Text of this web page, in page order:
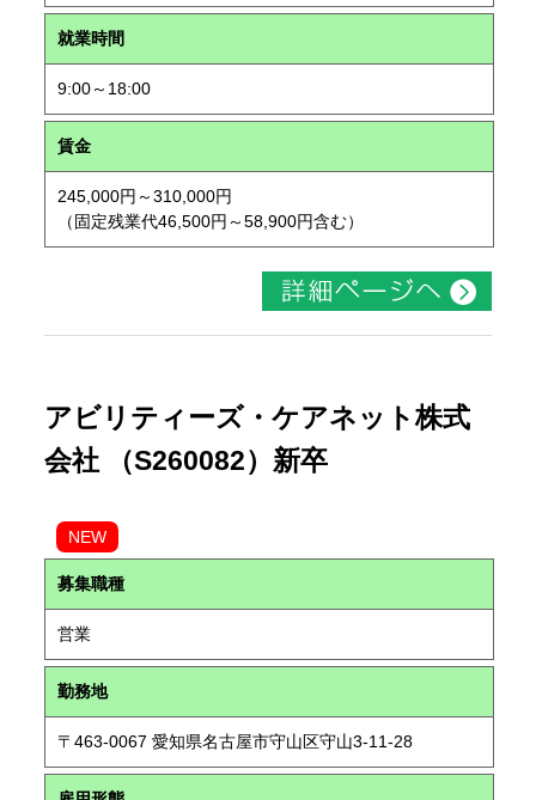
就業時間
9:00～18:00
賃金
245,000円～310,000円
（固定残業代46,500円～58,900円含む）
アビリティーズ・ケアネット株式
会社 （S260082）新卒
NEW
募集職種
営業
勤務地
〒463-0067 愛知県名古屋市守山区守山3-11-28